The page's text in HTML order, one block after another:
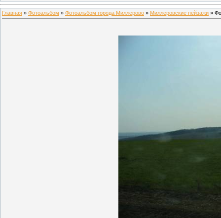
Главная » Фотоальбом » Фотоальбом города Миллерово » Миллеровские пейзажи »